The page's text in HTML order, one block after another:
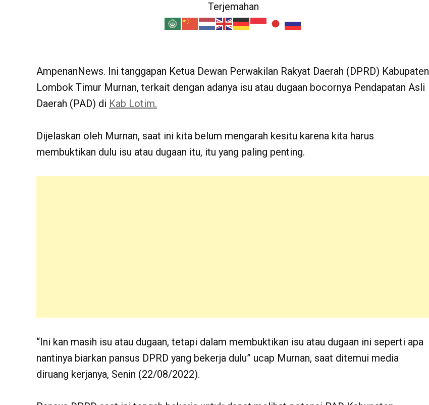
Terjemahan
AmpenanNews. Ini tanggapan Ketua Dewan Perwakilan Rakyat Daerah (DPRD) Kabupaten
Lombok Timur Murnan, terkait dengan adanya isu atau dugaan bocornya Pendapatan Asli
Daerah (PAD) di Kab Lotim.
Dijelaskan oleh Murnan, saat ini kita belum mengarah kesitu karena kita harus
membuktikan dulu isu atau dugaan itu, itu yang paling penting.
“Ini kan masih isu atau dugaan, tetapi dalam membuktikan isu atau dugaan ini seperti apa
nantinya biarkan pansus DPRD yang bekerja dulu” ucap Murnan, saat ditemui media
diruang kerjanya, Senin (22/08/2022).